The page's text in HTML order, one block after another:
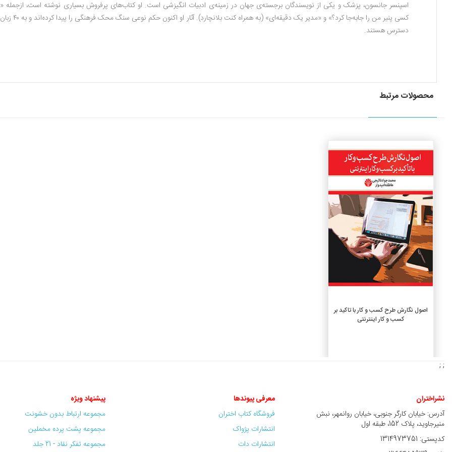
اسپنسر جانسون، پزشک و یکی از نویسندگان برجسته‌ی جهان در زمینه‌ی ادبیات انگیزشی است. او کتاب‌های پرفروش بسیاری نوشته است، ازجمله
کسی پنیر من را جابه‌جا کرد؟» و «مدیر یک دقیقه‌ای» (به همراه کنت
دسترس هستند.
محصولات مرتبط
افزودن به سبد خرید
اصول نگارش طرح کسب و کار با تاکید بر
کسب و کار اینترنتی
; ;
نشراختران
آدرس: خیابان کارگر جنوبی، خیابان روانمهر، نبش
منیرجاوید، پلاک 152، طبقه اول
کدپستی: 1314973751
معرفی پیوندها
فروشگاه کتاب اختران
انتشارات پژواک
انتشارات دات
پیشنهاد ویژه
مجموعه ارتباط بدون خشونت
مجموعه پشت پرده مخملین
مجموعه تفکر نقاد - 21 جلد